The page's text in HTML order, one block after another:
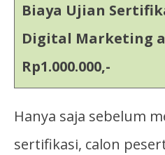
Biaya Ujian
Digital Marketing
Rp1.000.000,-
Hanya saja sebelum
sertifikasi, calon